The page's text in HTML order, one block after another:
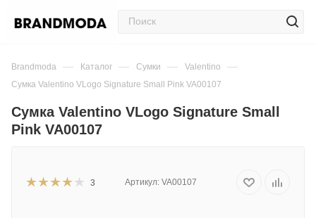
Brandmoda — Каталог — Сумки — Valentino —
Сумка Valentino VLogo Signature Small Pink VA00107
Сумка Valentino VLogo Signature Small
Pink VA00107
3 Артикул: VA00107